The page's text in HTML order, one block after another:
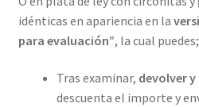
idénticas en apariencia en la
para evaluación”, la cual puedes;
Tras examinar, devolver
descuenta el importe y